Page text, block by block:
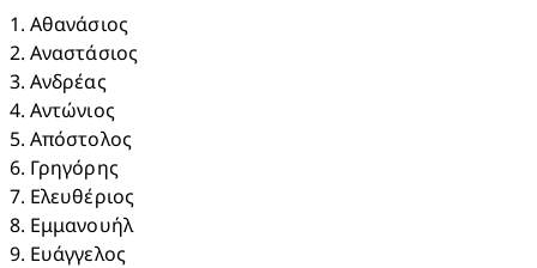
1. Αθανάσιος​
2. Αναστάσιος​
3. Ανδρέας​
4. Αντώνιος​
5. Απόστολος​
6. Γρηγόρης​
7. Ελευθέριος​
8. Εμμανουήλ​
9. Ευάγγελος​